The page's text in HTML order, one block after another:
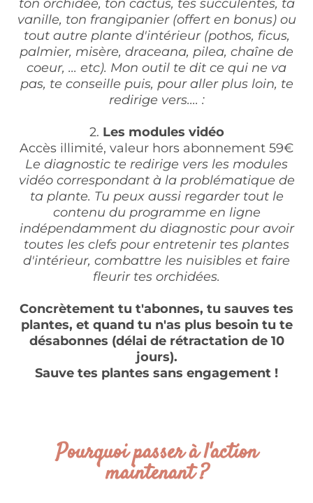
ton orchidée, ton cactus, tes succulentes, ta
vanille, ton frangipanier (offert en bonus) ou
tout autre plante d'intérieur (pothos, ficus,
palmier, misère, draceana, pilea, chaîne de
coeur, ... etc). Mon outil te dit ce qui ne va
pas, te conseille puis, pour aller plus loin, te
redirige vers.... :
2. Les modules vidéo
Accès illimité, valeur hors abonnement 59€
Le diagnostic te redirige vers les modules
vidéo correspondant à la problématique de
ta plante. Tu peux aussi regarder tout le
contenu du programme en ligne
indépendamment du diagnostic pour avoir
toutes les clefs pour entretenir tes plantes
d'intérieur, combattre les nuisibles et faire
fleurir tes orchidées.
Concrètement tu t'abonnes, tu sauves tes
plantes, et quand tu n'as plus besoin tu te
désabonnes (délai de rétractation de 10
jours).
Sauve tes plantes sans engagement !
Pourquoi passer à l'action
maintenant ?